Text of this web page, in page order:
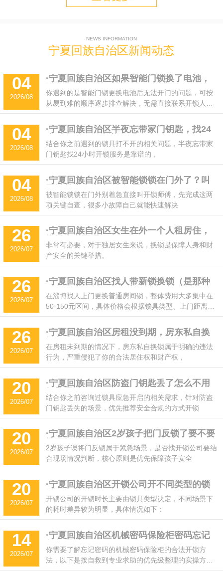
NEWS INFORMATION
宁夏回族自治区新闻动态
04
2026/08
·宁夏回族自治区如果智能门锁换了电池，
现在打不开了怎么办？
你遇到的是智能门锁更换电池后无法开门的问题，可按
从易到难的顺序逐步排查解决，无需直接联系开锁人
员。
04
2026/08
·宁夏回族自治区半夜忘带家门钥匙，找24
小时开锁服务靠谱吗？
结合你之前遇到的锁具打不开的相关问题，半夜忘带家
门钥匙找24小时开锁服务‌是靠谱的‌，
04
2026/08
·宁夏回族自治区被智能锁锁在门外了？叫
开锁前先自查这2个问题
被智能锁锁在门外别着急直接叫开锁师傅，先完成这两
项关键自查，很多小故障自己就能快速解决
26
2026/07
·宁夏回族自治区女生在外一个人租房住，
换锁有必要吗？
‌非常有必要‌，对于独居女生来说，换锁是保障人身和财
产安全的关键举措。
26
2026/07
·宁夏回族自治区找人带新锁换锁（是那种
一般的房间锁）要多少钱
在淄博找人上门更换普通房间锁，整体费用大多集中在
50-150元区间，具体价格会根据锁具类型、上门距离、
服务时段产生小幅浮动。
26
2026/07
·宁夏回族自治区房租没到期，房东私自换
锁怎么处理?
在房租未到期的情况下，房东私自换锁属于明确的违法
行为，严重侵犯了你的合法居住权和财产权，
20
2026/07
·宁夏回族自治区防盗门钥匙丢了怎么不用
钥匙开锁
结合你之前咨询过锁具应急开启的相关需求，针对防盗
门钥匙丢失的场景，优先推荐安全合规的方式开锁
20
2026/07
·宁夏回族自治区2岁孩子把门反锁了要不要
找开锁公司
2岁孩子误将门反锁属于紧急场景，是否找开锁公司要结
合现场情况判断，核心原则是优先保障孩子安全
20
2026/07
·宁夏回族自治区开锁公司开不同类型的锁
需要多长时间
开锁公司的开锁时长主要由锁具类型决定，不同场景下
的耗时差异较为明显，具体情况如下：
14
2026/07
·宁夏回族自治区机械密码保险柜密码忘记
如何开锁
你需要了解忘记密码的机械密码保险柜的合法开锁方
法，以下是按自救到专业求助的优先级整理的实操方